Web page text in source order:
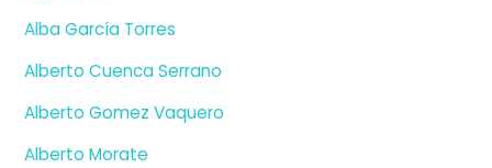
Alba García Torres
Alberto Cuenca Serrano
Alberto Gomez Vaquero
Alberto Morate